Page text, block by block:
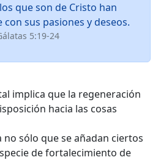
que son de Cristo han
sus pasiones y deseos.
5:19-24
implica que la regeneración
hacia las cosas
sólo que se añadan ciertos
de fortalecimiento de